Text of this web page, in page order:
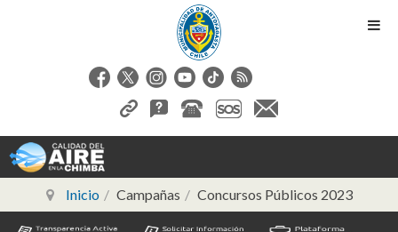
Inicio Campañas Concursos Públicos 2023